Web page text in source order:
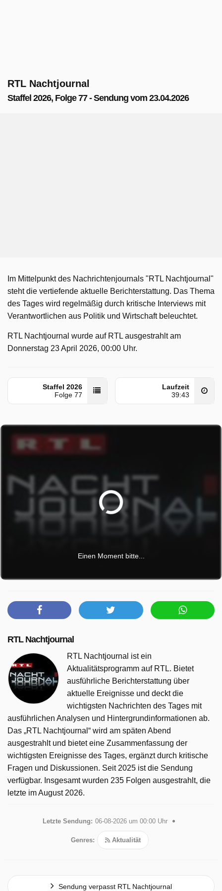
RTL Nachtjournal
Staffel 2026, Folge 77 - Sendung vom 23.04.2026
Im Mittelpunkt des Nachrichtenjournals "RTL Nachtjournal"
steht die vertiefende aktuelle Berichterstattung. Das Thema
des Tages wird regelmäßig durch kritische Interviews mit
Verantwortlichen aus Politik und Wirtschaft beleuchtet.
RTL Nachtjournal wurde auf RTL ausgestrahlt am
Donnerstag 23 April 2026, 00:00 Uhr.
Staffel 2026
Folge 77
Laufzeit
39:43
Einen Moment bitte...
RTL Nachtjournal
RTL Nachtjournal ist ein
Aktualitätsprogramm auf RTL. Bietet
ausführliche Berichterstattung über
aktuelle Ereignisse und deckt die
wichtigsten Nachrichten des Tages mit
ausführlichen Analysen und Hintergrundinformationen ab.
Das „RTL Nachtjournal“ wird am späten Abend
ausgestrahlt und bietet eine Zusammenfassung der
wichtigsten Ereignisse des Tages, ergänzt durch kritische
Fragen und Diskussionen. Seit 2025 ist die Sendung
verfügbar. Insgesamt wurden 235 Folgen ausgestrahlt, die
letzte im August 2026.
Letzte Sendung: 06-08-2026 um 00:00 Uhr
Genres: Aktualität
Sendung verpasst RTL Nachtjournal